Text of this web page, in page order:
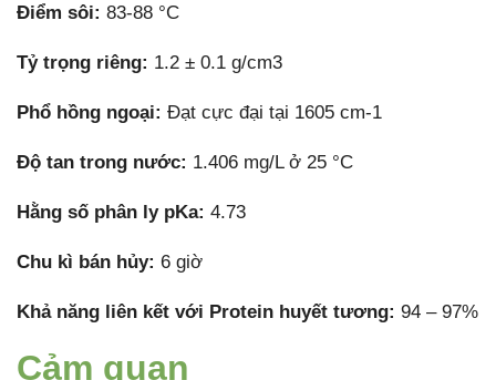
Điểm sôi: 83-88 °C
Tỷ trọng riêng: 1.2 ± 0.1 g/cm3
Phổ hồng ngoại: Đạt cực đại tại 1605 cm-1
Độ tan trong nước: 1.406 mg/L ở 25 °C
Hằng số phân ly pKa: 4.73
Chu kì bán hủy: 6 giờ
Khả năng liên kết với Protein huyết tương: 94 – 97%
Cảm quan